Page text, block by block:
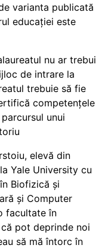
varianta publicată
educației este
nu ar trebui
de intrare la
trebuie să fie
competențele
unui
elevă din
Yale University cu
Biofizică și
și Computer
facultate în
pot deprinde noi
să mă întorc în